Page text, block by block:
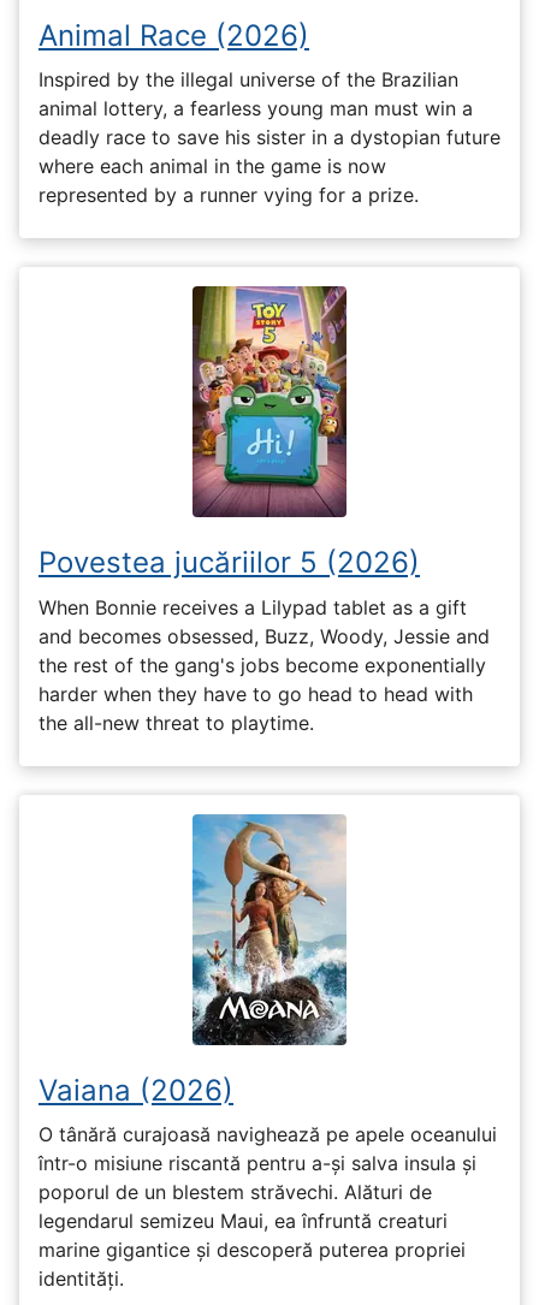
Animal Race (2026)
Inspired by the illegal universe of the Brazilian
animal lottery, a fearless young man must win a
deadly race to save his sister in a dystopian future
where each animal in the game is now
represented by a runner vying for a prize.
Povestea jucăriilor 5 (2026)
When Bonnie receives a Lilypad tablet as a gift
and becomes obsessed, Buzz, Woody, Jessie and
the rest of the gang's jobs become exponentially
harder when they have to go head to head with
the all-new threat to playtime.
Vaiana (2026)
O tânără curajoasă navighează pe apele oceanului
într-o misiune riscantă pentru a-și salva insula și
poporul de un blestem străvechi. Alături de
legendarul semizeu Maui, ea înfruntă creaturi
marine gigantice și descoperă puterea propriei
identități.